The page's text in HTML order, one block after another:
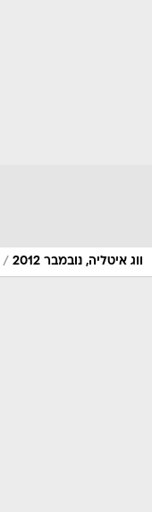
ווג איטליה, נובמבר 2012 /